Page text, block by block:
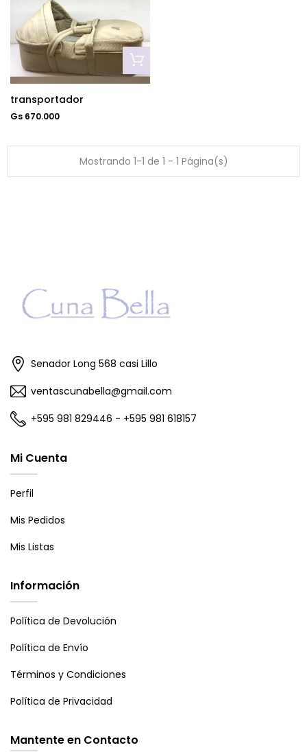
transportador
Gs 670.000
Mostrando 1-1 de 1 - 1 Página(s)
Senador Long 568 casi Lillo
ventascunabella@gmail.com
+595 981 829446 - +595 981 618157
Mi Cuenta
Perfil
Mis Pedidos
Mis Listas
Información
Política de Devolución
Política de Envío
Términos y Condiciones
Política de Privacidad
Mantente en Contacto